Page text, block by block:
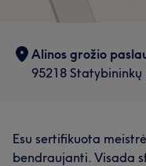
Alinos grožio
95218
Esu sertifikuota
bendraujanti. Visada